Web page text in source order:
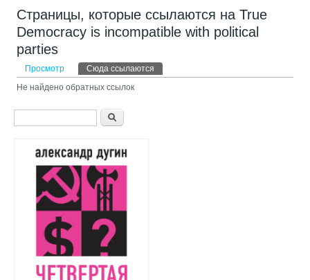
Страницы, которые ссылаются на True
Democracy is incompatible with political
parties
Главные вкладки
Просмотр Сюда ссылаются
Не найдено обратных ссылок
Форма поиска